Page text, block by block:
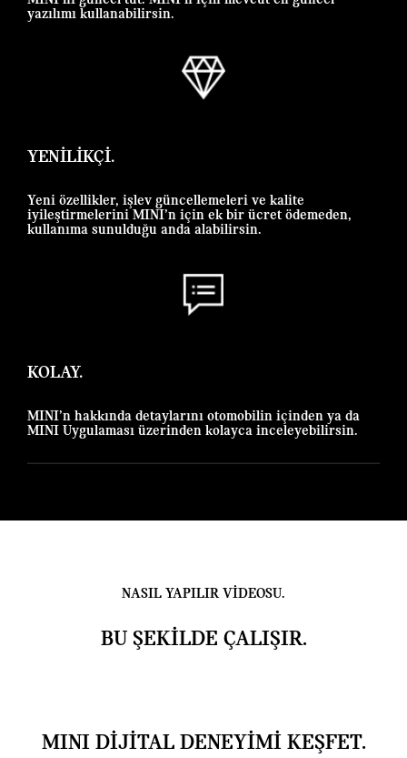
yazılımı kullanabilirsin.
YENILIKÇI.
Yeni özellikler, işlev güncellemeleri ve kalite
iyileştirmelerini MINI’n için ek bir ücret ödemeden,
kullanıma sunulduğu anda alabilirsin.
KOLAY.
MINI’n hakkında detaylarını otomobilin içinden ya da
MINI Uygulaması üzerinden kolayca inceleyebilirsin.
NASIL YAPILIR VİDEOSU.
BU ŞEKİLDE ÇALIŞIR.
MINI DİJİTAL DENEYİMİ KEŞFET.